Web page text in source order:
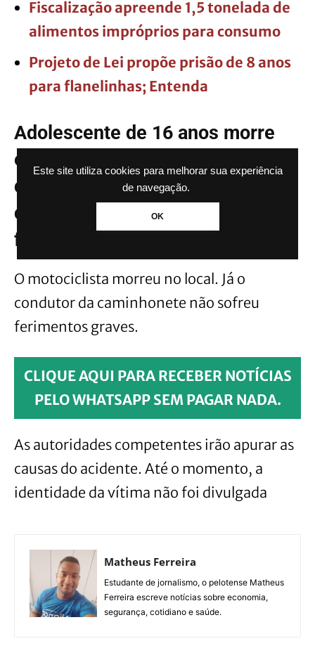
Este site utiliza cookies para melhorar sua experiência
de navegação.
OK
Fiscalização apreende 1,5 tonelada de
alimentos impróprios para consumo
Projeto de Lei propõe prisão de 8 anos
para flanelinhas; Entenda
Adolescente de 16 anos morre
em acidente entre moto e
caminhonete: O condutor da
caminhonete não sofreu
ferimentos graves
O motociclista morreu no local. Já o
condutor da caminhonete não sofreu
ferimentos graves.
CLIQUE AQUI PARA RECEBER NOTÍCIAS
PELO WHATSAPP SEM PAGAR NADA.
As autoridades competentes irão apurar as
causas do acidente. Até o momento, a
identidade da vítima não foi divulgada
Matheus Ferreira
Estudante de jornalismo, o pelotense Matheus
Ferreira escreve notícias sobre economia,
segurança, cotidiano e saúde.